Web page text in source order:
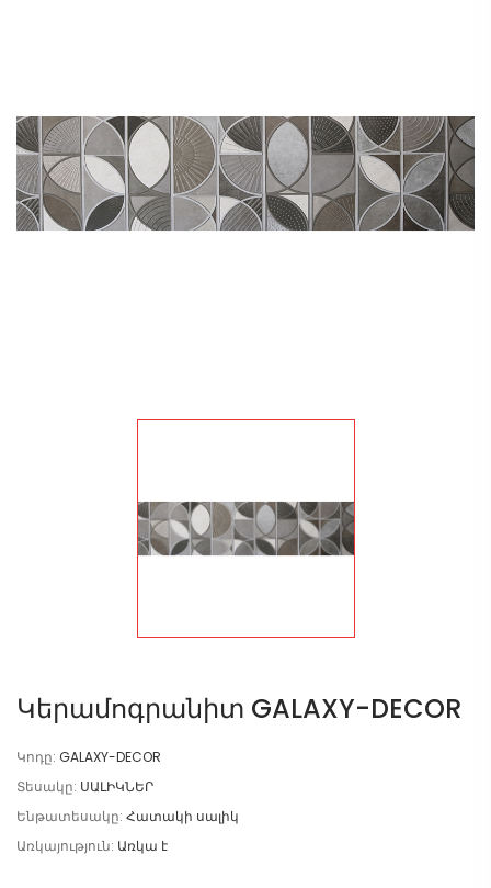
Կերամոգրանիտ GALAXY-DECOR
Կոդը: GALAXY-DECOR
Տեսակը: ՍԱԼԻԿՆԵՐ
Ենթատեսակը: Հատակի սալիկ
Առկայություն: Առկա է